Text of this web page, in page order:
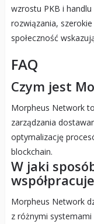
wzrostu PKB i
rozwiązania, szerokie
społeczność
FAQ
Czym jest
Morpheus Network
zarządzania
optymalizację
blockchain.
W jaki
Morpheus Network
z różnymi systemami